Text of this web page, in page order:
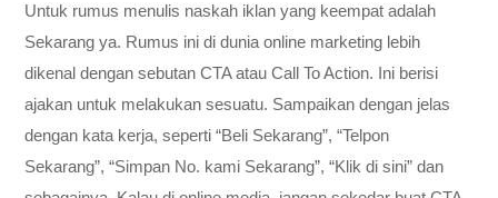
Untuk rumus menulis naskah iklan yang keempat adalah
Sekarang ya. Rumus ini di dunia online marketing lebih
dikenal dengan sebutan CTA atau Call To Action. Ini berisi
ajakan untuk melakukan sesuatu. Sampaikan dengan jelas
dengan kata kerja, seperti “Beli Sekarang”, “Telpon
Sekarang”, “Simpan No. kami Sekarang”, “Klik di sini” dan